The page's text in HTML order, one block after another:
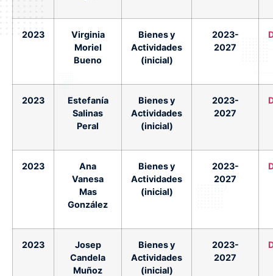
2023
Virginia
Moriel
Bueno
Bienes y
Actividades
(inicial)
2023-
2027
2023
Estefanía
Salinas
Peral
Bienes y
Actividades
(inicial)
2023-
2027
2023
Ana
Vanesa
Mas
González
Bienes y
Actividades
(inicial)
2023-
2027
2023
Josep
Candela
Muñoz
Bienes y
Actividades
(inicial)
2023-
2027